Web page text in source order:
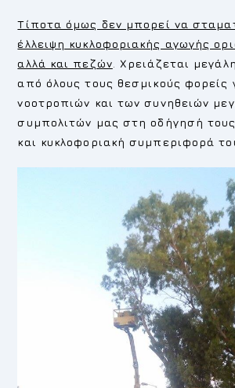
Τίποτα όμως δεν μπορεί να
έλλειψη κυκλοφοριακής αγωγής
αλλά και πεζών
Χρειάζεται
από όλους τους θεσμικούς φορείς
νοοτροπιών και των συνηθειών
συμπολιτών μας στη οδήγησή
και κυκλοφοριακή συμπεριφορά